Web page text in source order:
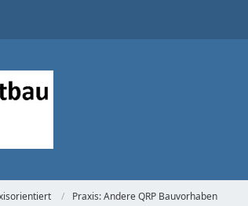
Praxis: Andere QRP Bauvorhaben